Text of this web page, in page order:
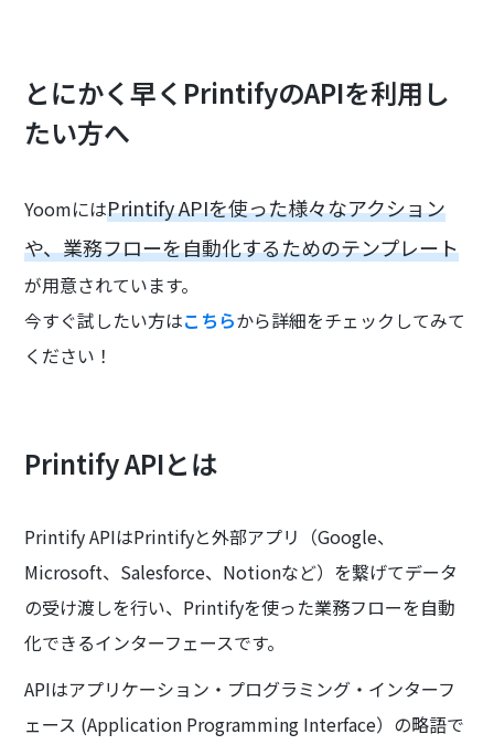
とにかく早くPrintifyのAPIを利用し
たい方へ
YoomにはPrintify APIを使った様々なアクション
や、業務フローを自動化するためのテンプレート
が用意されています。
今すぐ試したい方はこちらから詳細をチェックしてみて
ください！
Printify APIとは
Printify APIはPrintifyと外部アプリ（Google、
Microsoft、Salesforce、Notionなど）を繋げてデータ
の受け渡しを行い、Printifyを使った業務フローを自動
化できるインターフェースです。
APIはアプリケーション・プログラミング・インターフ
ェース (Application Programming Interface）の略語で